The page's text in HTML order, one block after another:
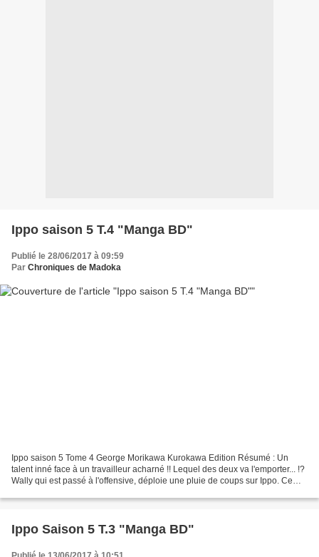
Ippo saison 5 T.4 "Manga BD"
Publié le 28/06/2017 à 09:59
Par Chroniques de Madoka
Ippo saison 5 Tome 4 George Morikawa Kurokawa Edition Résumé : Un
talent inné face à un travailleur acharné !! Lequel des deux va l'emporter... !?
Wally qui est passé à l'offensive, déploie une pluie de coups sur Ippo. Ce
Ippo Saison 5 T.3 "Manga BD"